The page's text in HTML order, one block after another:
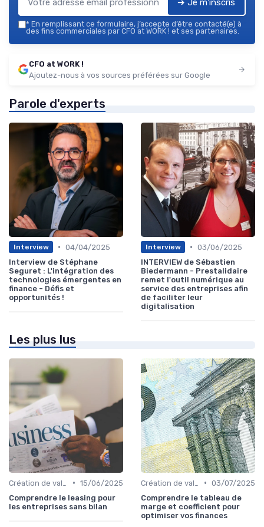
➔ Je m'inscris
* En remplissant ce formulaire, j’accepte d’être contacté(e) à
des fins commerciales par CFO at WORK ! et ses partenaires.
CFO at WORK !
Ajoutez-nous à vos sources préférées sur Google
Parole d'experts
Interview • 04/04/2025
Interview de Stéphane
Seguret : L'intégration des
technologies émergentes en
finance - Défis et
opportunités !
Interview • 03/06/2025
INTERVIEW de Sébastien
Biedermann - Prestalidaire
remet l'outil numérique au
service des entreprises afin
de faciliter leur
digitalisation
Les plus lus
• 15/06/2025
Comprendre le leasing pour
les entreprises sans bilan
• 03/07/2025
Comprendre le tableau de
marge et coefficient pour
optimiser vos finances